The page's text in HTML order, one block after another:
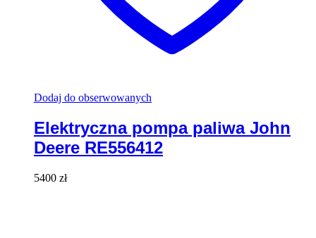
Dodaj do obserwowanych
Elektryczna pompa paliwa John
Deere RE556412
5400 zł